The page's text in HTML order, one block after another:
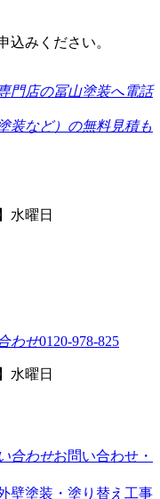
込みください。
水曜日
0120-978-825
水曜日
お問い合わせ・